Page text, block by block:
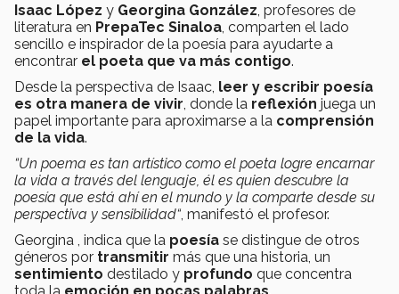
Isaac López y Georgina González , profesores de
literatura en PrepaTec Sinaloa , comparten el lado
sencillo e inspirador de la poesía para ayudarte a
encontrar el poeta que va más contigo.
Desde la perspectiva de Isaac, leer y escribir poesía
es otra manera de vivir , donde la reflexión juega un
papel importante para aproximarse a la comprensión
de la vida.
“Un poema es tan artístico como el poeta logre encarnar
la vida a través del lenguaje, él es quien descubre la
poesía que está ahí en el mundo y la comparte desde su
perspectiva y sensibilidad“ , manifestó el profesor.
Georgina , indica que la poesía se distingue de otros
géneros por transmitir más que una historia, un
sentimiento destilado y profundo que concentra